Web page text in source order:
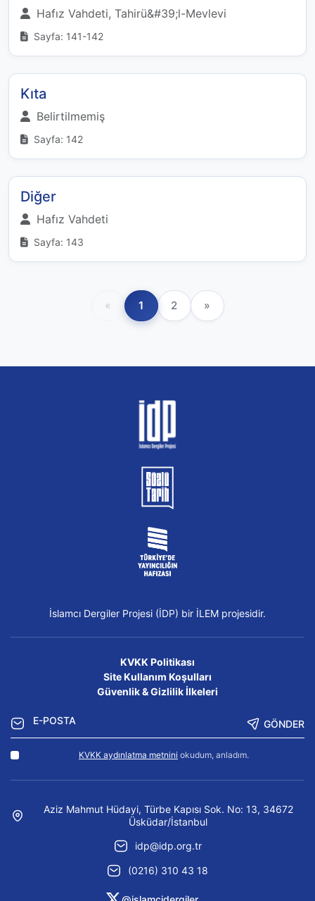
Hafız Vahdeti, Tahirü&#39;l-Mevlevi
Sayfa: 141-142
Kıta
Belirtilmemiş
Sayfa: 142
Diğer
Hafız Vahdeti
Sayfa: 143
« 1 2 »
İslamcı Dergiler Projesi (İDP) bir İLEM projesidir.
KVKK Politikası
Site Kullanım Koşulları
Güvenlik & Gizlilik İlkeleri
GÖNDER
KVKK aydınlatma metnini okudum, anladım.
Aziz Mahmut Hüdayi, Türbe Kapısı Sok. No: 13, 34672
Üsküdar/İstanbul
idp@idp.org.tr
(0216) 310 43 18